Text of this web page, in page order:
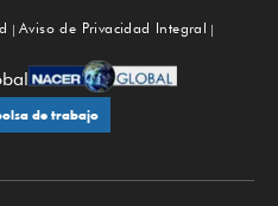
Aviso de Privacidad Integral
de trabajo